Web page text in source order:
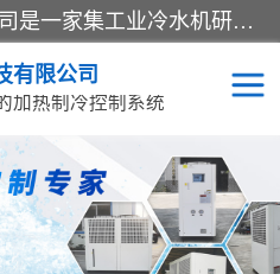
宿迁慈乌温控科技有限公司是一家集工业冷水机研发、制造、营销、服务于一体的技术生产型企业，经营范围包括：冷水机、螺杆式冷水机组、工业冷水机、水冷式冷水机、风冷式冷水机组、风冷螺杆式冷冻机组、冷冻机、注塑专用冷水机、混泥土专用冷水机、低温防爆冷水机组等。专业温控设备供应商 模温机/冷水机/导热油炉定制服务等
有限公司
加热制冷控制系统
模温机